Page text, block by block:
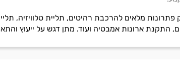
מלאים להרכבת רהיטים, תליית טלוויזיה,
התקנת ארונות אמבטיה ועוד. מתן דגש על ייעוץ